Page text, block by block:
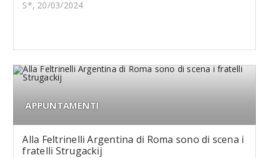
S*, 20/03/2024
APPUNTAMENTI
Alla Feltrinelli Argentina di Roma sono di scena i
fratelli Strugackij